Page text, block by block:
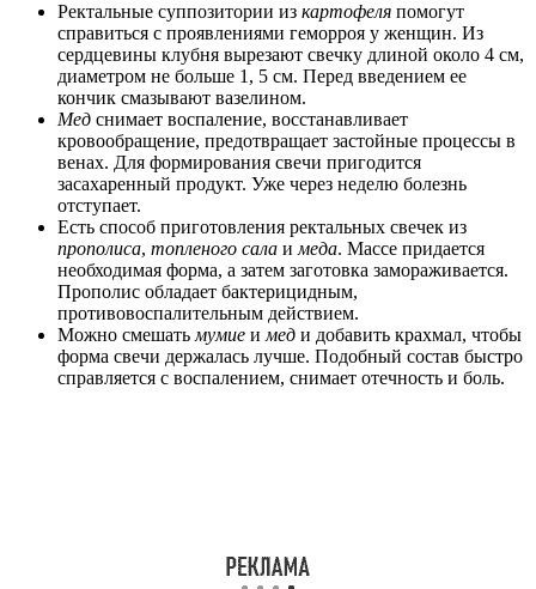
Ректальные суппозитории из картофеля помогут
справиться с проявлениями геморроя у женщин. Из
сердцевины клубня вырезают свечку длиной около 4 см,
диаметром не больше 1, 5 см. Перед введением ее
кончик смазывают вазелином.
Мед снимает воспаление, восстанавливает
кровообращение, предотвращает застойные процессы в
венах. Для формирования свечи пригодится
засахаренный продукт. Уже через неделю болезнь
отступает.
Есть способ приготовления ректальных свечек из
прополиса, топленого сала и меда. Массе придается
необходимая форма, а затем заготовка замораживается.
Прополис обладает бактерицидным,
противовоспалительным действием.
Можно смешать мумие и мед и добавить крахмал, чтобы
форма свечи держалась лучше. Подобный состав быстро
справляется с воспалением, снимает отечность и боль.